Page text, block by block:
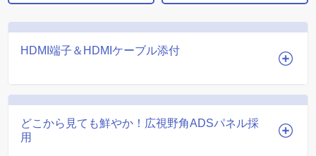
HDMI端子＆HDMIケーブル添付
どこから見ても鮮やか！広視野角ADSパネル採
用